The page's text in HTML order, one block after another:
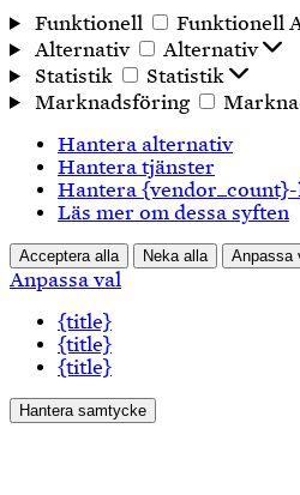
Funktionell
Funktionell
Alternativ
Alternativ
Statistik
Statistik
Marknadsföring
Hantera alternativ
Hantera tjänster
Hantera
Läs mer om dessa syften
Acceptera alla Neka alla Anpassa
Anpassa val
{title}
{title}
{title}
Hantera samtycke